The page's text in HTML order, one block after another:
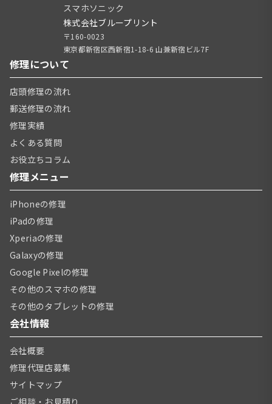
スマホソニック
株式会社ブループリント
〒160-0023
東京都新宿区西新宿1-18-6 山兼新宿ビル7F
修理について
店頭修理の流れ
郵送修理の流れ
修理実績
よくある質問
お役立ちコラム
修理メニュー
iPhoneの修理
iPadの修理
Xperiaの修理
Galaxyの修理
Google Pixelの修理
その他のスマホの修理
その他のタブレットの修理
会社情報
会社概要
修理代理店募集
サイトマップ